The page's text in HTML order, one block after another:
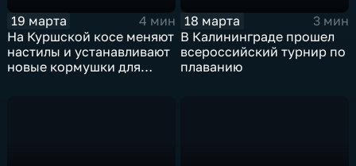
19 марта
4 мин
На Куршской косе меняют
настилы и устанавливают
новые кормушки для
18 марта
3 мин
В Калининграде прошел
всероссийский турнир по
плаванию